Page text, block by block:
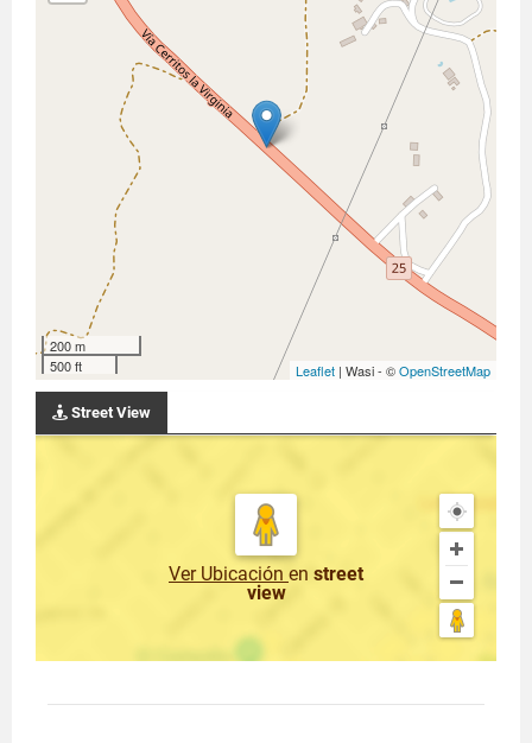
200 m
500 ft
Leaflet | Wasi - ©OpenStreetMap
Street View
Ver Ubicación en street
view